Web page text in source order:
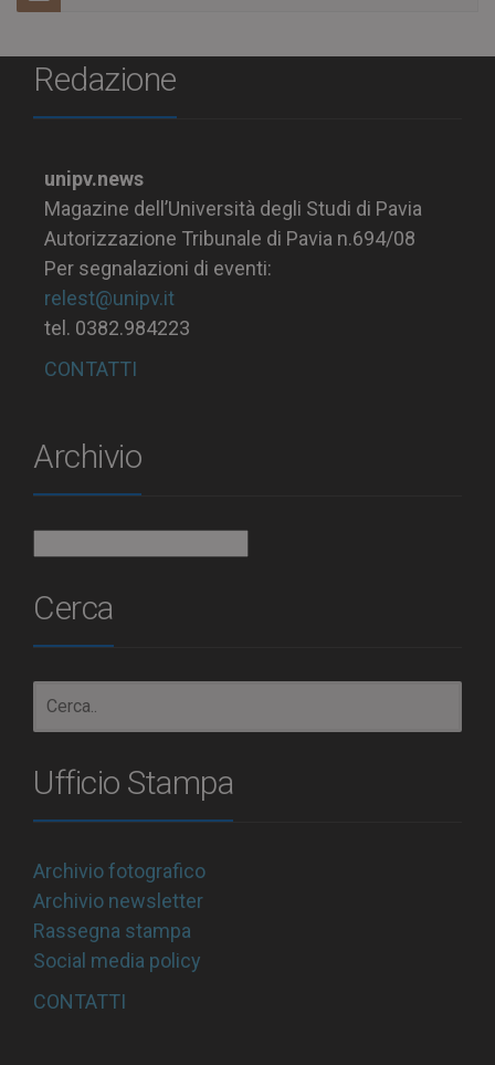
Redazione
unipv.news
Magazine dell’Università degli Studi di Pavia
Autorizzazione Tribunale di Pavia n.694/08
Per segnalazioni di eventi:
relest@unipv.it
tel. 0382.984223
CONTATTI
Archivio
Cerca
Ufficio Stampa
Archivio fotografico
Archivio newsletter
Rassegna stampa
Social media policy
CONTATTI